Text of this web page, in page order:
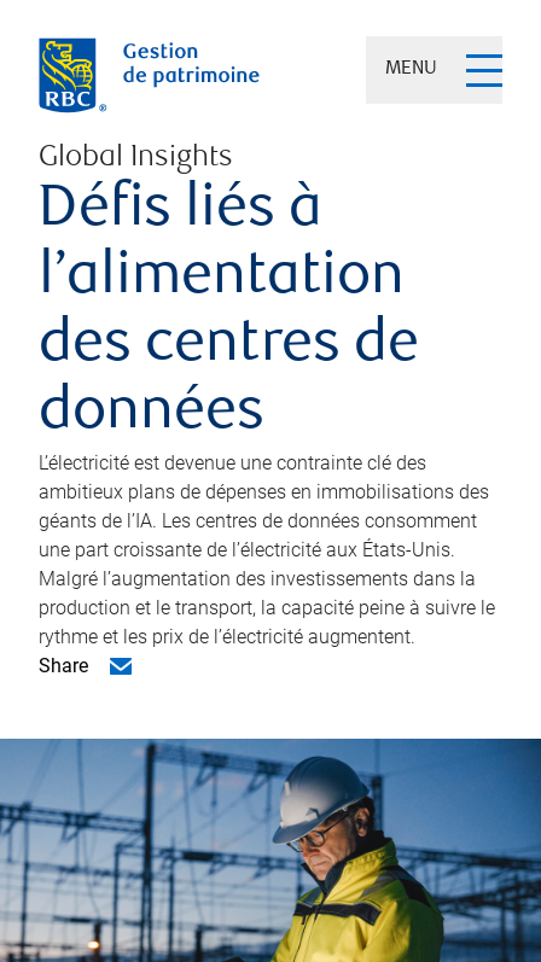
MENU
Global Insights
Défis liés à
l’alimentation
des centres de
données
L’électricité est devenue une contrainte clé des
ambitieux plans de dépenses en immobilisations des
géants de l’IA. Les centres de données consomment
une part croissante de l’électricité aux États-Unis.
Malgré l’augmentation des investissements dans la
production et le transport, la capacité peine à suivre le
rythme et les prix de l’électricité augmentent.
Share